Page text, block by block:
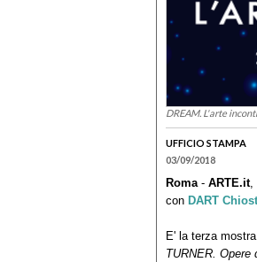
DREAM. L'arte
UFFICIO STAMPA
03/09/2018
Roma- ARTE.it,
con DART
E' la terza
TURNER. Opere